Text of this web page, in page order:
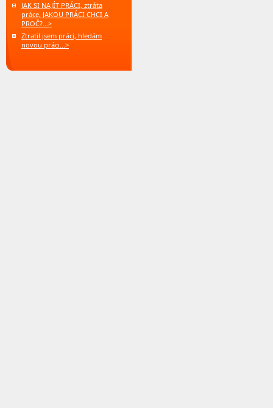
JAK SI NAJÍT PRÁCI, ztráta
práce, JAKOU PRÁCI CHCI A
PROČ?...>
Ztratil jsem práci, hledám
novou práci...>